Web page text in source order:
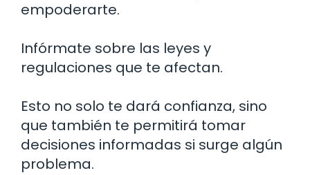
empoderarte.
Infórmate sobre las leyes y
regulaciones que te afectan.
Esto no solo te dará confianza, sino
que también te permitirá tomar
decisiones informadas si surge algún
problema.